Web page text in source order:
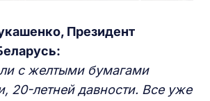
Президент
с желтыми бумагами
20-летней давности. Все уже